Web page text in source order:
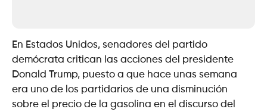
En Estados Unidos, senadores del partido
demócrata critican las acciones del presidente
Donald Trump, puesto a que hace unas semana
era uno de los partidarios de una disminución
sobre el precio de la gasolina en el discurso del